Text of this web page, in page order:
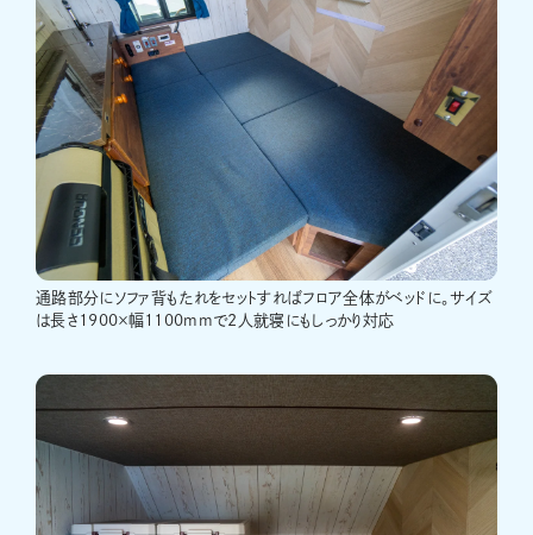
通路部分にソファ背もたれをセットすればフロア全体がベッドに。サイズ
は長さ1900×幅1100mmで2人就寝にもしっかり対応